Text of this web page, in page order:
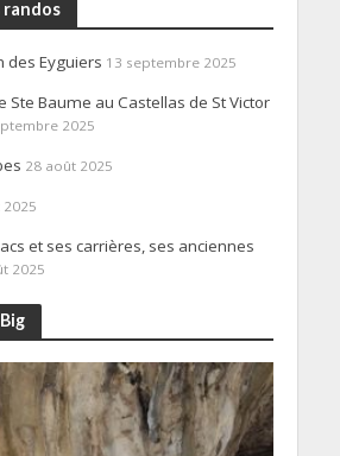
randos
des Eyguiers 13 septembre 2025
Ste Baume au Castellas de St Victor
2025
28 août 2025
et ses carrières, ses anciennes
2025